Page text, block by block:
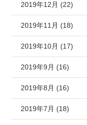
2019年12月 (22)
2019年11月 (18)
2019年10月 (17)
2019年9月 (16)
2019年8月 (16)
2019年7月 (18)